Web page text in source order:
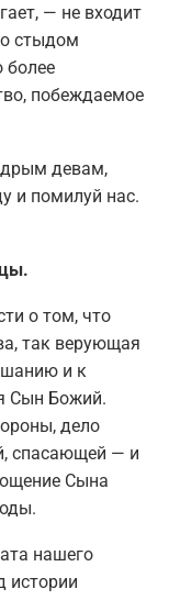
— не входит
стыдом
более
побеждаемое
девам,
и помилуй нас.
о том, что
так верующая
и к
Сын Божий.
дело
спасающей — и
Сына
нашего
истории